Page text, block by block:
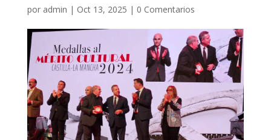
por admin | Oct 13, 2025 | 0 Comentarios